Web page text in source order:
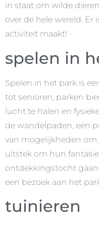
in staat om wilde
over de hele wereld. Er
activiteit maakt!
spelen in
Spelen in het park is
tot senioren, parken
lucht te halen en
de wandelpaden, een
van mogelijkheden om
uitstek om hun
ontdekkingstocht gaan
een bezoek aan het
tuinieren